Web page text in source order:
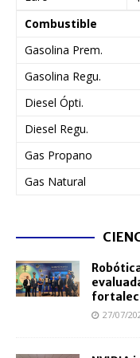
Combustible
Gasolina Prem.
Gasolina Regu.
Diesel Ópti.
Diesel Regu.
Gas Propano
Gas Natural
27/07/